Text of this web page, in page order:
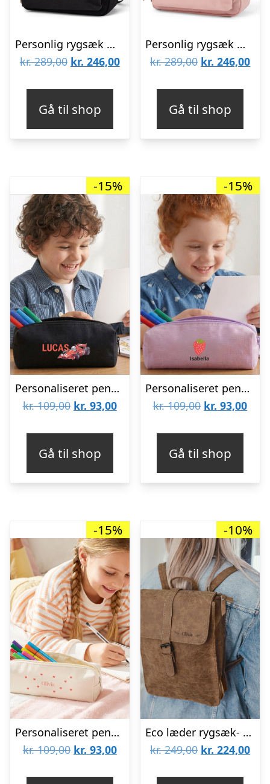
Personlig rygsæk med navn – sort
kr.289,00 Den
var:
kr. 289,00.
kr. 246,00Den
kr. 246,00.
Gå til shop
Personlig rygsæk med navn – Lyserød
kr.289,00 Den
var:
kr. 289,00.
kr. 246,00Den
kr.
Gå til shop
-15%
Personaliseret penalhus – Sort
kr.109,00 Den
var:
kr. 109,00.
kr. 93,00Den
kr. 93,00.
Gå til shop
-15%
Personaliseret penalhus – Lilla
kr.109,00 Den
var:
kr. 109,00.
kr. 93,00Den
kr.
Gå til shop
-15%
Personaliseret penalhus – Beige
kr.109,00 Den
kr. 93,00Den
-10%
Eco læder rygsæk- Lille – Indgraveret med navn/tekst
kr.249,00 Den
kr. 224,00Den